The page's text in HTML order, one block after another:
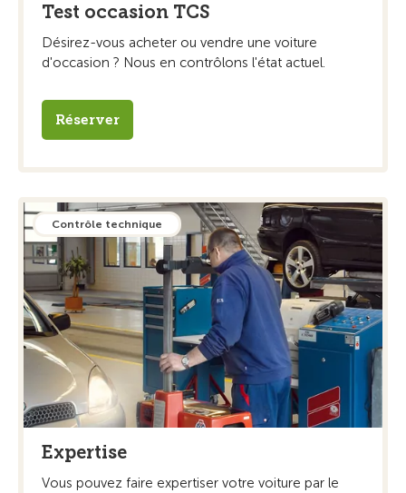
Test occasion TCS
Désirez-vous acheter ou vendre une voiture
d'occasion ? Nous en contrôlons l'état actuel.
Réserver
Contrôle technique
Expertise
Vous pouvez faire expertiser votre voiture par le